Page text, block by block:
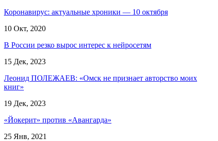
Коронавирус: актуальные хроники — 10 октября
10 Окт, 2020
В России резко вырос интерес к нейросетям
15 Дек, 2023
Леонид ПОЛЕЖАЕВ: «Омск не признает авторство моих
книг»
19 Дек, 2023
«Йокерит» против «Авангарда»
25 Янв, 2021